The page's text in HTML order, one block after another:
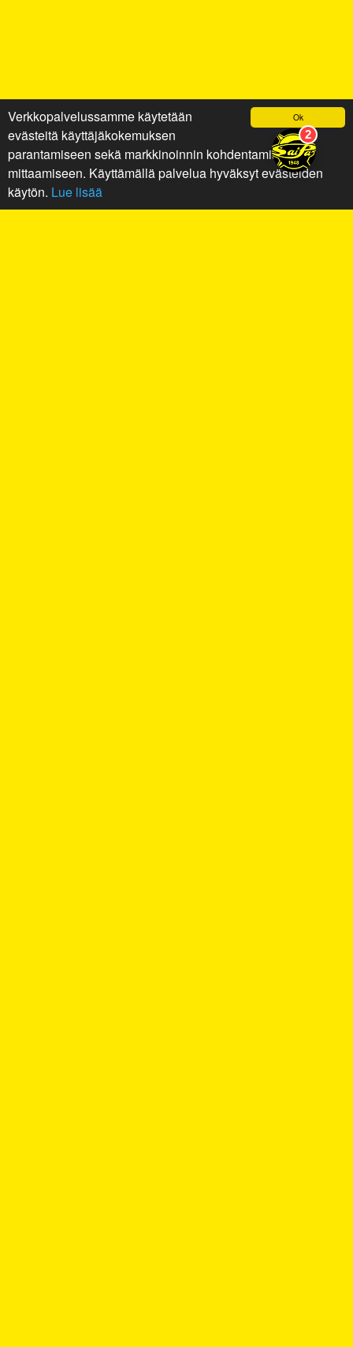
Ok
Verkkopalvelussamme käytetään
evästeitä käyttäjäkokemuksen
parantamiseen sekä markkinoinnin kohdentamiseen ja
mittaamiseen. Käyttämällä palvelua hyväksyt evästeiden
käytön. Lue lisää